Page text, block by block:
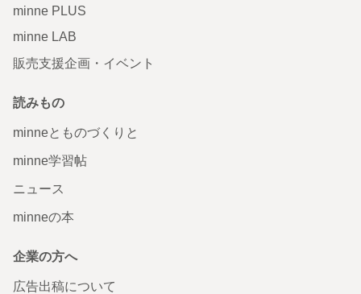
minne PLUS
minne LAB
販売支援企画・イベント
読みもの
minneとものづくりと
minne学習帖
ニュース
minneの本
企業の方へ
広告出稿について